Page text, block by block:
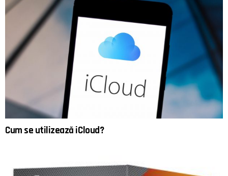
Cum se utilizează iCloud?